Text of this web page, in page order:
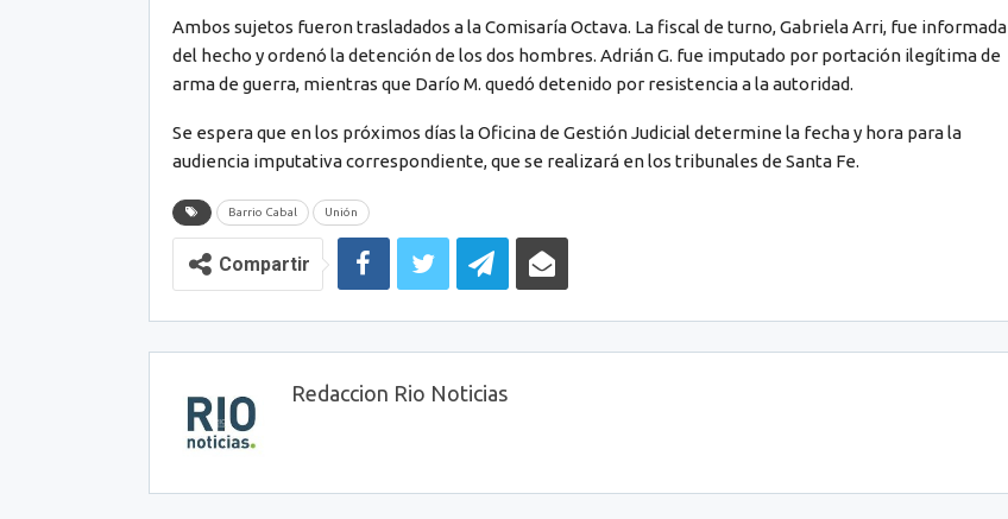
Ambos sujetos fueron trasladados a la Comisaría Octava. La fiscal de turno, Gabriela Arri, fue informada
del hecho y ordenó la detención de los dos hombres. Adrián G. fue imputado por portación ilegítima de
arma de guerra, mientras que Darío M. quedó detenido por resistencia a la autoridad.
Se espera que en los próximos días la Oficina de Gestión Judicial determine la fecha y hora para la
audiencia imputativa correspondiente, que se realizará en los tribunales de Santa Fe.
a
ChatGPT
Barrio Cabal Unión
Compartir
Redaccion Rio Noticias